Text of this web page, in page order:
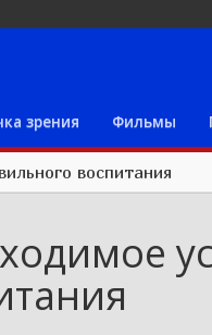
зрения Фильмы
воспитания